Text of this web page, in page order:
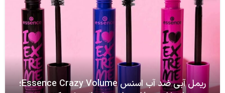
معرفی تکنیک‌های ماساژ برای آبرسانی و رفع خستگی
چشم